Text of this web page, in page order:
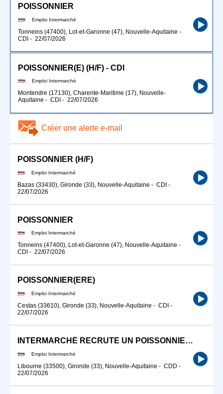
POISSONNIER
Emploi Intermarché
Tonneins (47400), Lot-et-Garonne (47), Nouvelle-Aquitaine -
CDI - 22/07/2026
POISSONNIER(E) (H/F) - CDI
Emploi Intermarché
Montendre (17130), Charente-Maritime (17), Nouvelle-
Aquitaine - CDI - 22/07/2026
Créer une alerte e-mail
POISSONNIER (H/F)
Emploi Intermarché
Bazas (33430), Gironde (33), Nouvelle-Aquitaine - CDI -
22/07/2026
POISSONNIER
Emploi Intermarché
Tonneins (47400), Lot-et-Garonne (47), Nouvelle-Aquitaine -
CDI - 22/07/2026
POISSONNIER(ERE)
Emploi Intermarché
Cestas (33610), Gironde (33), Nouvelle-Aquitaine - CDI -
22/07/2026
INTERMARCHÉ RECRUTE UN POISSONNIER H/F
Emploi Intermarché
Libourne (33500), Gironde (33), Nouvelle-Aquitaine - CDD -
22/07/2026